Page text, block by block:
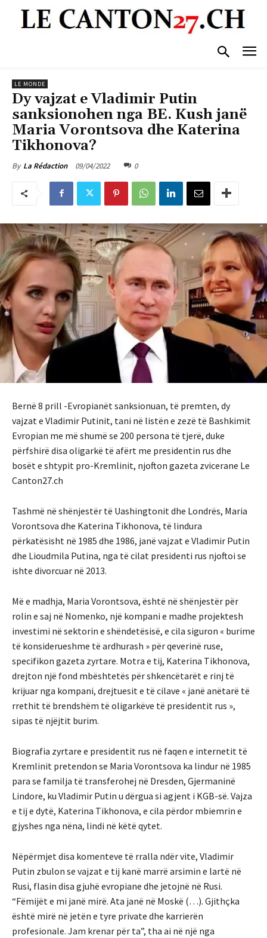
LE MONDE
Dy vajzat e Vladimir Putin
sanksionohen nga BE. Kush janë
Maria Vorontsova dhe Katerina
Tikhonova?
By La Rédaction 09/04/2022 0
Bernë 8 prill -Evropianët sanksionuan, të premten, dy
vajzat e Vladimir Putinit, tani në listën e zezë të Bashkimit
Evropian me më shumë se 200 persona të tjerë, duke
përfshirë disa oligarkë të afërt me presidentin rus dhe
bosët e shtypit pro-Kremlinit, njofton gazeta zvicerane Le
Canton27.ch
Tashmë në shënjestër të Uashingtonit dhe Londrës, Maria
Vorontsova dhe Katerina Tikhonova, të lindura
përkatësisht në 1985 dhe 1986, janë vajzat e Vladimir Putin
dhe Lioudmila Putina, nga të cilat presidenti rus njoftoi se
ishte divorcuar në 2013.
Më e madhja, Maria Vorontsova, është në shënjestër për
rolin e saj në Nomenko, një kompani e madhe projektesh
investimi në sektorin e shëndetësisë, e cila siguron « burime
të konsiderueshme të ardhurash » për qeverinë ruse,
specifikon gazeta zyrtare. Motra e tij, Katerina Tikhonova,
drejton një fond mbështetës për shkencëtarët e rinj të
krijuar nga kompani, drejtuesit e të cilave « janë anëtarë të
rrethit të brendshëm të oligarkëve të presidentit rus »,
sipas të njëjtit burim.
Biografia zyrtare e presidentit rus në faqen e internetit të
Kremlinit pretendon se Maria Vorontsova ka lindur në 1985
para se familja të transferohej në Dresden, Gjermaninë
Lindore, ku Vladimir Putin u dërgua si agjent i KGB-së. Vajza
e tij e dytë, Katerina Tikhonova, e cila përdor mbiemrin e
gjyshes nga nëna, lindi në këtë qytet.
Nëpërmjet disa komenteve të rralla ndër vite, Vladimir
Putin zbulon se vajzat e tij kanë marrë arsimin e lartë në
Rusi, flasin disa gjuhë evropiane dhe jetojnë në Rusi.
“Fëmijët e mi janë mirë. Ata janë në Moskë (…). Gjithçka
është mirë në jetën e tyre private dhe karrierën
profesionale. Jam krenar për ta”, tha ai në një nga